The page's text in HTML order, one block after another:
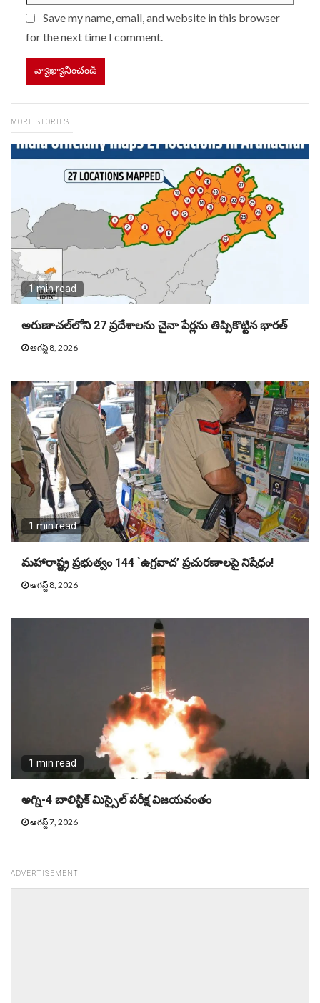
Save my name, email, and website in this browser
for the next time I comment.
MORE STORIES
1 min read
అరుణాచల్‌లోని 27 ప్రదేశాలను చైనా పేర్లను తిప్పికొట్టిన భారత్
ఆగస్ట్ 8, 2026
1 min read
మహారాష్ట్ర ప్రభుత్వం 144 `ఉగ్రవాద’ ప్రచురణాలపై నిషేధం!
ఆగస్ట్ 8, 2026
1 min read
అగ్ని-4 బాలిస్టిక్ మిస్సైల్ పరీక్ష విజయవంతం
ఆగస్ట్ 7, 2026
ADVERTISEMENT